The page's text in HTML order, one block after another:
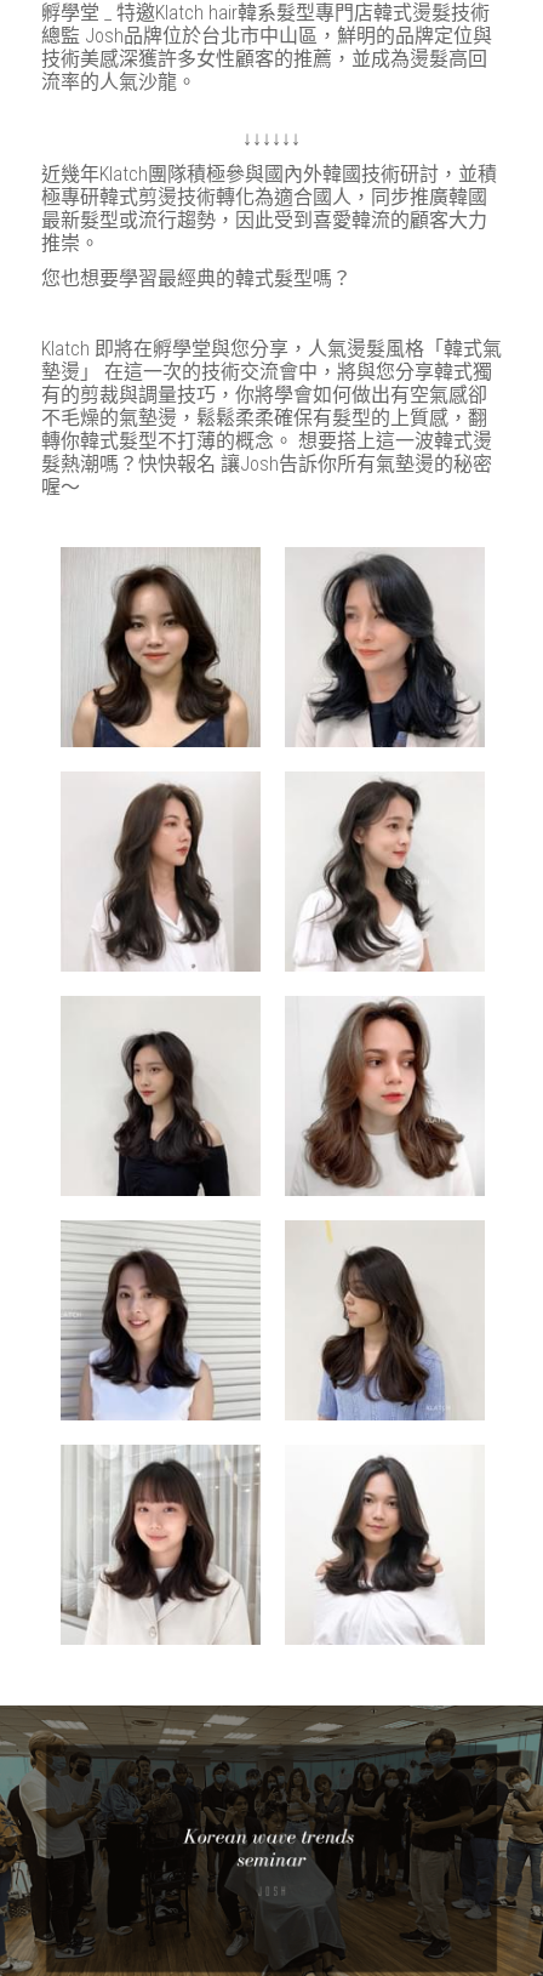
孵學堂 _ 特邀Klatch hair韓系髮型專門店韓式燙髮技術
總監 Josh品牌位於台北市中山區，鮮明的品牌定位與
技術美感深獲許多女性顧客的推薦，並成為燙髮高回
流率的人氣沙龍。
↓↓↓↓↓↓
近幾年Klatch團隊積極參與國內外韓國技術研討，並積
極專研韓式剪燙技術轉化為適合國人，同步推廣韓國
最新髮型或流行趨勢，因此受到喜愛韓流的顧客大力
推崇。
您也想要學習最經典的韓式髮型嗎？
Klatch 即將在孵學堂與您分享，人氣燙髮風格「韓式氣
墊燙」 在這一次的技術交流會中，將與您分享韓式獨
有的剪裁與調量技巧，你將學會如何做出有空氣感卻
不毛燥的氣墊燙，鬆鬆柔柔確保有髮型的上質感，翻
轉你韓式髮型不打薄的概念。 想要搭上這一波韓式燙
髮熱潮嗎？快快報名 讓Josh告訴你所有氣墊燙的秘密
喔～